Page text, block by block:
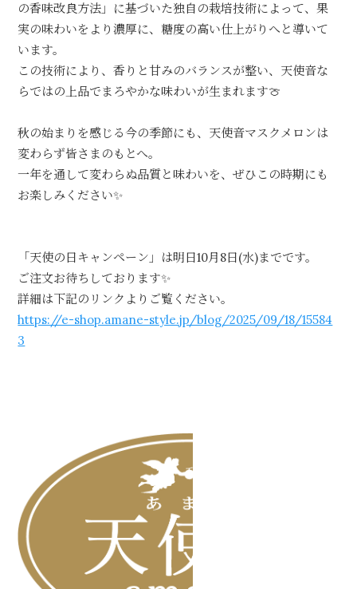
の香味改良方法」に基づいた独自の栽培技術によって、果
実の味わいをより濃厚に、糖度の高い仕上がりへと導いて
います。
この技術により、香りと甘みのバランスが整い、天使音な
らではの上品でまろやかな味わいが生まれます🍈
秋の始まりを感じる今の季節にも、天使音マスクメロンは
変わらず皆さまのもとへ。
一年を通して変わらぬ品質と味わいを、ぜひこの時期にも
お楽しみください✨
「天使の日キャンペーン」は明日10月8日(水)までです。
ご注文お待ちしております✨
詳細は下記のリンクよりご覧ください。
https://e-shop.amane-style.jp/blog/2025/09/18/15584
3